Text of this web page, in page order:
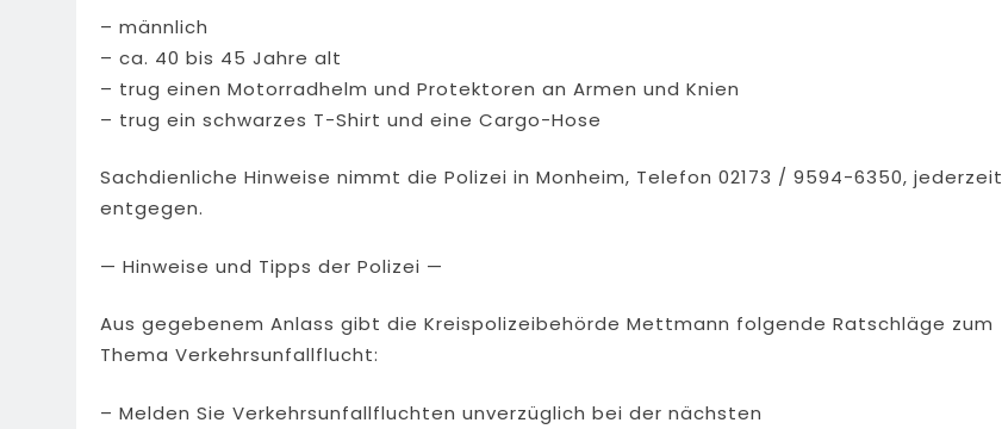
– männlich
– ca. 40 bis 45 Jahre alt
– trug einen Motorradhelm und Protektoren an Armen und Knien
– trug ein schwarzes T-Shirt und eine Cargo-Hose
Sachdienliche Hinweise nimmt die Polizei in Monheim, Telefon 02173 / 9594-6350, jederzeit
entgegen.
— Hinweise und Tipps der Polizei —
Aus gegebenem Anlass gibt die Kreispolizeibehörde Mettmann folgende Ratschläge zum
Thema Verkehrsunfallflucht:
– Melden Sie Verkehrsunfallfluchten unverzüglich bei der nächsten